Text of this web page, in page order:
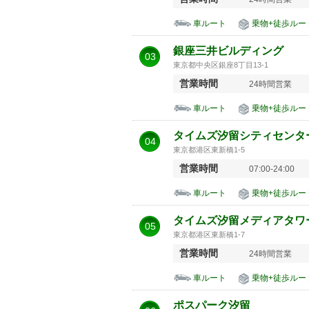
車ルート 乗物+徒歩ルー
03 銀座三井ビルディング
東京都中央区銀座8丁目13-1
営業時間 24時間営業
車ルート 乗物+徒歩ルー
04 タイムズ汐留シティセンタ
東京都港区東新橋1-5
営業時間 07:00-24:00
車ルート 乗物+徒歩ルー
05 タイムズ汐留メディアタワ
東京都港区東新橋1-7
営業時間 24時間営業
車ルート 乗物+徒歩ルー
ポスパーク汐留